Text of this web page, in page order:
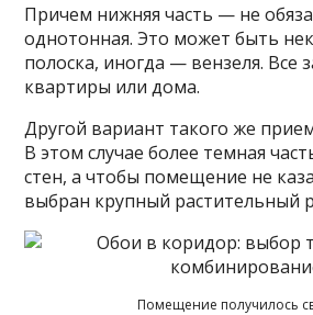
Причем нижняя часть — не
однотонная. Это может быть
полоска, иногда — вензеля. Все
квартиры или дома.
Другой вариант такого же
В этом случае более темная
стен, а чтобы помещение не
выбран крупный растительный
Помещение получилось